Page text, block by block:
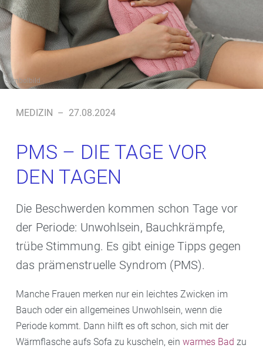
Symbolbild
MEDIZIN – 27.08.2024
PMS – DIE TAGE VOR
DEN TAGEN
Die Beschwerden kommen schon Tage vor
der Periode: Unwohlsein, Bauchkrämpfe,
trübe Stimmung. Es gibt einige Tipps gegen
das prämenstruelle Syndrom (PMS).
Manche Frauen merken nur ein leichtes Zwicken im
Bauch oder ein allgemeines Unwohlsein, wenn die
Periode kommt. Dann hilft es oft schon, sich mit der
Wärmflasche aufs Sofa zu kuscheln, ein warmes Bad zu